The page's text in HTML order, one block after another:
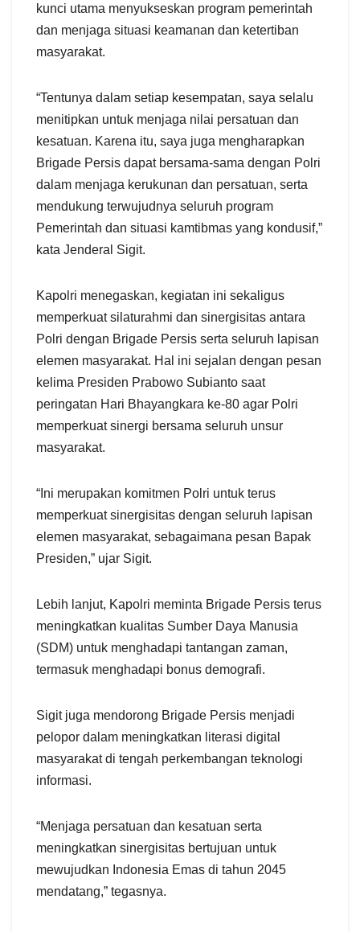
kunci utama menyukseskan program pemerintah
dan menjaga situasi keamanan dan ketertiban
masyarakat.
“Tentunya dalam setiap kesempatan, saya selalu
menitipkan untuk menjaga nilai persatuan dan
kesatuan. Karena itu, saya juga mengharapkan
Brigade Persis dapat bersama-sama dengan Polri
dalam menjaga kerukunan dan persatuan, serta
mendukung terwujudnya seluruh program
Pemerintah dan situasi kamtibmas yang kondusif,”
kata Jenderal Sigit.
Kapolri menegaskan, kegiatan ini sekaligus
memperkuat silaturahmi dan sinergisitas antara
Polri dengan Brigade Persis serta seluruh lapisan
elemen masyarakat. Hal ini sejalan dengan pesan
kelima Presiden Prabowo Subianto saat
peringatan Hari Bhayangkara ke-80 agar Polri
memperkuat sinergi bersama seluruh unsur
masyarakat.
“Ini merupakan komitmen Polri untuk terus
memperkuat sinergisitas dengan seluruh lapisan
elemen masyarakat, sebagaimana pesan Bapak
Presiden,” ujar Sigit.
Lebih lanjut, Kapolri meminta Brigade Persis terus
meningkatkan kualitas Sumber Daya Manusia
(SDM) untuk menghadapi tantangan zaman,
termasuk menghadapi bonus demografi.
Sigit juga mendorong Brigade Persis menjadi
pelopor dalam meningkatkan literasi digital
masyarakat di tengah perkembangan teknologi
informasi.
“Menjaga persatuan dan kesatuan serta
meningkatkan sinergisitas bertujuan untuk
mewujudkan Indonesia Emas di tahun 2045
mendatang,” tegasnya.